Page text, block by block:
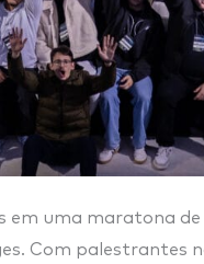
uma maratona de
Com palestrantes